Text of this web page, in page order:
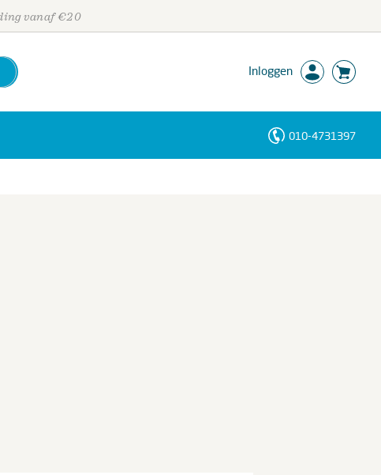
vanaf €20
Inloggen
010-4731397
Personen